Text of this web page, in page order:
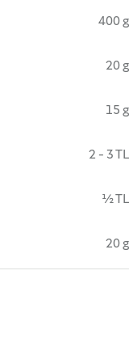
400 g
20 g
15 g
2 - 3 TL
½ TL
20 g